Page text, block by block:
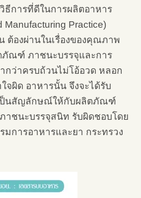
ธีการที่ดีในการผลิตอาหาร
Manufacturing Practice)
ต้องผ่านในเรื่องของคุณภาพ
ภัณฑ์ ภาชนะบรรจุและการ
กว่าครบถ้วนไม่โอ้อวด หลอก
จผิด อาหารนั้น จึงจะได้รับ
ป็นสัญลักษณ์ให้กับผลิตภัณฑ์
าชนะบรรจุสนิท รับผิดชอบโดย
การอาหารและยา กระทรวง